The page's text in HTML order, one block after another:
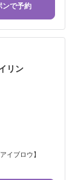
ンで予約
リン
イブロウ】